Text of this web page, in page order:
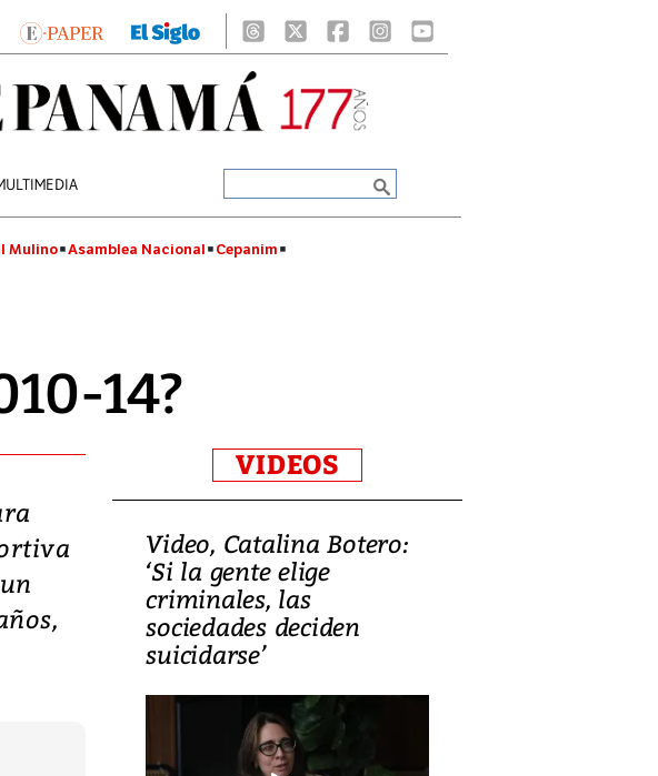
Mulino Asamblea Nacional Cepanim
14?
VIDEOS
Video, Catalina Botero:
‘Si la gente elige
criminales, las
sociedades deciden
suicidarse’